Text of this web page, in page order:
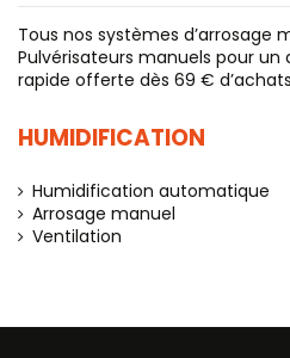
Tous nos systèmes d’arrosage
Pulvérisateurs manuels pour un
rapide offerte dès 69 € d’achats
HUMIDIFICATION
Humidification automatique
Arrosage manuel
Ventilation